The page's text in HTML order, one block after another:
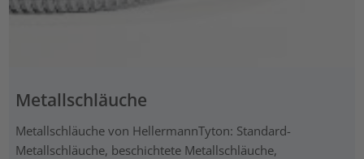
Metallschläuche
Metallschläuche von HellermannTyton: Standard-
Metallschläuche, beschichtete Metallschläuche,